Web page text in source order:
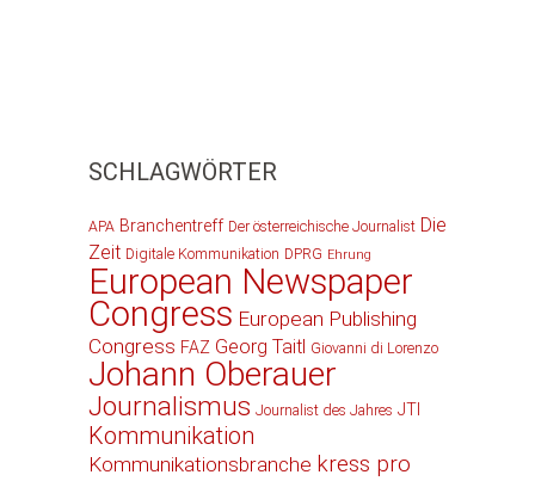
SCHLAGWÖRTER
APA Branchentreff Der österreichische Journalist Die
Zeit Digitale Kommunikation DPRG Ehrung
European Newspaper
Congress European Publishing
Congress FAZ Georg Taitl Giovanni di Lorenzo
Johann Oberauer
Journalismus Journalist des Jahres JTI
Kommunikation
Kommunikationsbranche kress pro